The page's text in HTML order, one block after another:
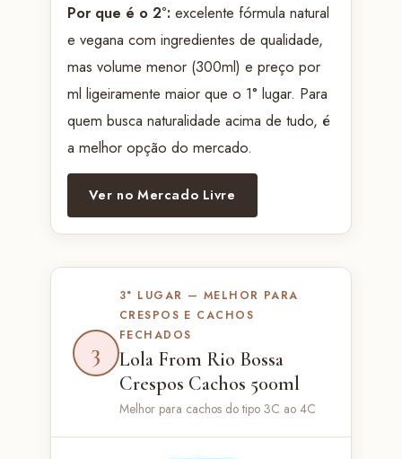
Por que é o 2°:excelente fórmula natural
e vegana com ingredientes de qualidade,
mas volume menor (300ml) e preço por
ml ligeiramente maior que o 1° lugar. Para
quem busca naturalidade acima de tudo, é
a melhor opção do mercado.
Ver no Mercado Livre
3
3° LUGAR — MELHOR PARA
CRESPOS E CACHOS
FECHADOS
Lola From Rio Bossa
Crespos Cachos 500ml
Melhor para cachos do tipo 3C ao 4C